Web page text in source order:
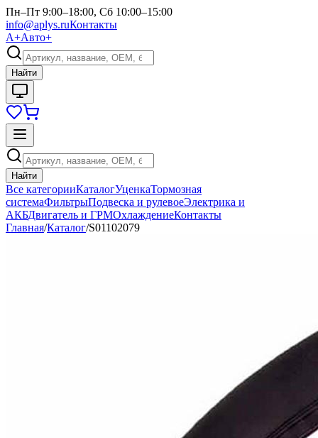
Пн–Пт 9:00–18:00, Сб 10:00–15:00
info@aplys.ruКонтакты
А+Авто+
Найти
Найти
Все категорииКаталогУценкаТормозная
системаФильтрыПодвеска и рулевоеЭлектрика и
АКБДвигатель и ГРМОхлаждениеКонтакты
Главная/Каталог/S01102079